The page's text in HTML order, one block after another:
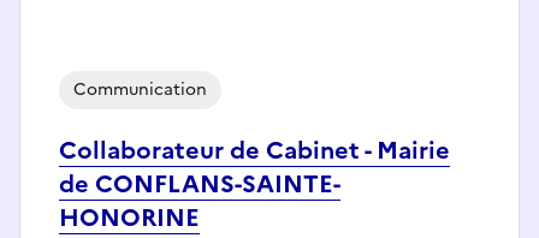
Collaborateur de Cabinet - Mairie
de CONFLANS-SAINTE-
HONORINE
Communication